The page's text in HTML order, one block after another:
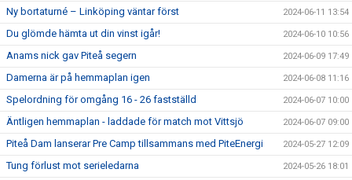
Ny bortaturné – Linköping väntar först 2024-06-11 13:54
Du glömde hämta ut din vinst igår! 2024-06-10 10:56
Anams nick gav Piteå segern 2024-06-09 17:49
Damerna är på hemmaplan igen 2024-06-08 11:16
Spelordning för omgång 16 - 26 fastställd 2024-06-07 10:00
Äntligen hemmaplan - laddade för match mot Vittsjö 2024-06-07 09:00
Piteå Dam lanserar Pre Camp tillsammans med PiteEnergi 2024-05-27 12:09
Tung förlust mot serieledarna 2024-05-26 18:01